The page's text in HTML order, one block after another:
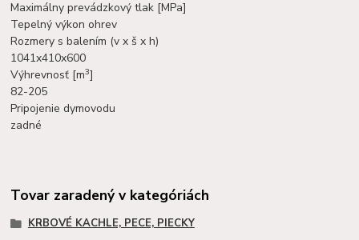
Maximálny prevádzkový tlak [MPa]
Tepelný výkon ohrev
Rozmery s balením (v x š x h)
1041x410x600
Výhrevnosť [m3]
82-205
Pripojenie dymovodu
zadné
Tovar zaradený v kategóriách
KRBOVÉ KACHLE, PECE, PIECKY